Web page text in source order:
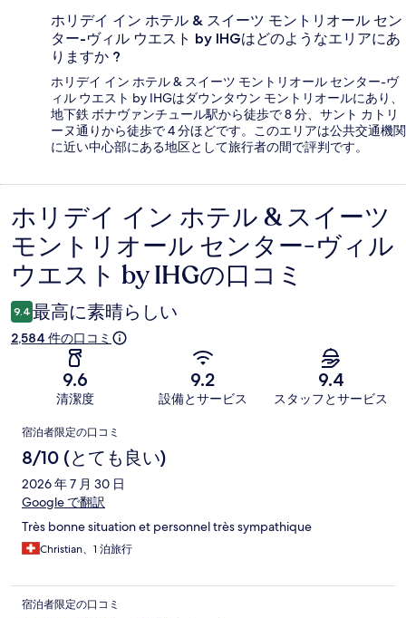
ホリデイ イン ホテル & スイーツ モントリオール セン
ター-ヴィル ウエスト by IHGはどのようなエリアにあ
りますか ?
ホリデイ イン ホテル & スイーツ モントリオール センター-ヴ
ィル ウエスト by IHGはダウンタウン モントリオールにあり、
地下鉄 ボナヴァンチュール駅から徒歩で 8 分、サント カトリ
ーヌ通りから徒歩で 4 分ほどです。このエリアは公共交通機関
に近い中心部にある地区として旅行者の間で評判です。
口
コ
ミ
ホリデイ イン ホテル & スイーツ
モントリオール センター-ヴィル
ウエスト by IHGの口コミ
9.4 最高に素晴らしい
2,584 件の口コミ
9.6
清潔度
9.2
設備とサービス
9.4
スタッフとサービス
口
コ
ミ
宿泊者限定の口コミ
8/10 (とても良い)
2026 年 7 月 30 日
Google で翻訳
Très bonne situation et personnel très sympathique
Christian、1 泊旅行
宿泊者限定の口コミ